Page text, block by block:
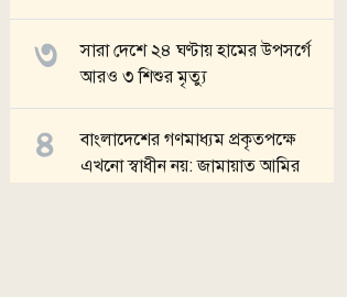
সারা দেশে ২৪ ঘণ্টায় হামের উপসর্গে
আরও ৩ শিশুর মৃত্যু
বাংলাদেশের গণমাধ্যম প্রকৃতপক্ষে
এখনো স্বাধীন নয়: জামায়াত আমির